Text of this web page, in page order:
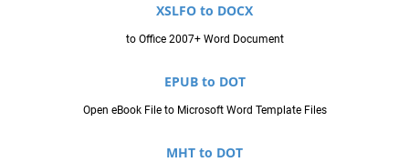
XSLFO to DOCX
to Office 2007+ Word Document
EPUB to DOT
Open eBook File to Microsoft Word Template Files
MHT to DOT